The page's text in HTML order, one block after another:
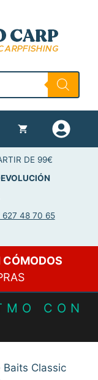
DE 99€
627 48 70 65
CÓMODOS
CON
Baits Classic